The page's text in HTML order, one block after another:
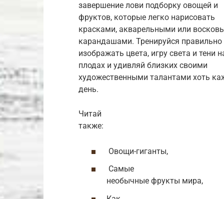
завершение лови подборку овощей и
фруктов, которые легко нарисовать
красками, акварельными или
карандашами. Тренируйся правильно
изображать цвета, игру света и тени
плодах и удивляй близких своими
художественными талантами хоть
день.
Читай
также:
Овощи-гиганты,
Самые
необычные фрукты мира,